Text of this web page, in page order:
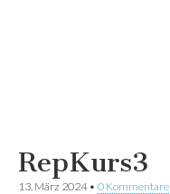
RepKurs3
13. März 2024• 0 Kommentare